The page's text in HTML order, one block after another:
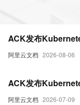
阿里云文档 2026-08-06
ACK发布
阿里云文档 2026-07-09
ACK发布